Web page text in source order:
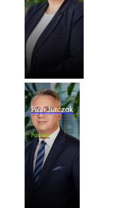
Piotr Jurczak
Partner